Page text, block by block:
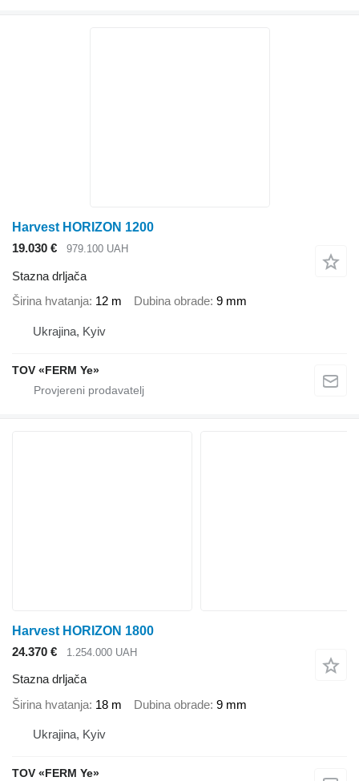
Harvest HORIZON 1200
19.030 €
979.100 UAH
Stazna drljača
Širina hvatanja 12 m Dubina obrade 9 mm
Ukrajina, Kyiv
TOV «FERM Ye»
Harvest HORIZON 1800
24.370 €
1.254.000 UAH
Stazna drljača
Širina hvatanja 18 m Dubina obrade 9 mm
Ukrajina, Kyiv
TOV «FERM Ye»